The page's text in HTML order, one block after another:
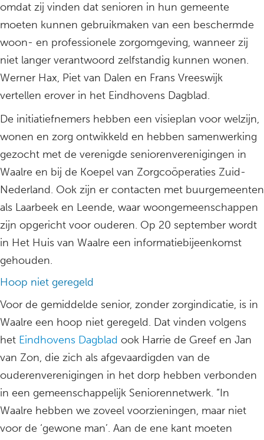
omdat zij vinden dat senioren in hun gemeente
moeten kunnen gebruikmaken van een beschermde
woon- en professionele zorgomgeving, wanneer zij
niet langer verantwoord zelfstandig kunnen wonen.
Werner Hax, Piet van Dalen en Frans Vreeswijk
vertellen erover in het Eindhovens Dagblad.
De initiatiefnemers hebben een visieplan voor welzijn,
wonen en zorg ontwikkeld en hebben samenwerking
gezocht met de verenigde seniorenverenigingen in
Waalre en bij de Koepel van Zorgcoöperaties Zuid-
Nederland. Ook zijn er contacten met buurgemeenten
als Laarbeek en Leende, waar woongemeenschappen
zijn opgericht voor ouderen. Op 20 september wordt
in Het Huis van Waalre een informatiebijeenkomst
gehouden.
Hoop niet geregeld
Voor de gemiddelde senior, zonder zorgindicatie, is in
Waalre een hoop niet geregeld. Dat vinden volgens
het Eindhovens Dagblad ook Harrie de Greef en Jan
van Zon, die zich als afgevaardigden van de
ouderenverenigingen in het dorp hebben verbonden
in een gemeenschappelijk Seniorennetwerk. “In
Waalre hebben we zoveel voorzieningen, maar niet
voor de ‘gewone man’. Aan de ene kant moeten